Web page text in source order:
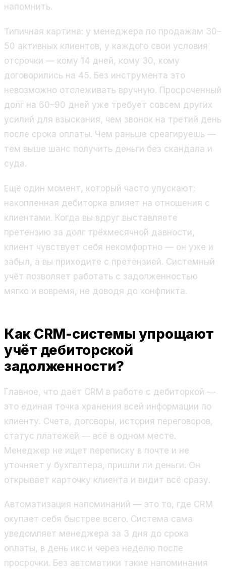
напомнить.
Типичная картина: у менеджера по продажам 30–
50 активных клиентов, у каждого свои условия
отсрочки — кому 14 дней, кому 30, кому
договорились на 45. Без инструмента это
невозможно отслеживать вручную. Просроченный
долг на 60–90 дней уже требует совсем других
усилий для взыскания, чем звонок на третий день
после срока оплаты. Чем раньше среагируешь —
тем выше шанс получить деньги без скандала и
суда.
Ещё один момент, который часто упускают:
накопленная дебиторка влияет на отношения с
клиентами. Когда вы вдруг выставляете
претензию за долг трёхмесячной давности,
клиент чувствует себя некомфортно — он уже и
забыл, а вы приходите с претензией. Системный
учёт позволяет работать с задолженностью
мягко и вовремя, не доводя до конфликта.
Как CRM-системы упрощают
учёт дебиторской
задолженности?
Главное, что даёт CRM в работе с дебиторкой —
это единая точка хранения всей информации по
клиенту. Счета, договоры, история переговоров,
статус платежей — всё в одном месте.
Менеджер не ищет переписку в почте и не
уточняет у бухгалтера, пришли ли деньги. Он
открывает карточку клиента и видит всё сразу.
Автоматизация напоминаний — это то, где CRM
окупает себя быстрее всего. Система сама
уведомляет менеджера за 3 дня до срока
оплаты, в день икс и через неделю после
просрочки. Без автоматики такие напоминания